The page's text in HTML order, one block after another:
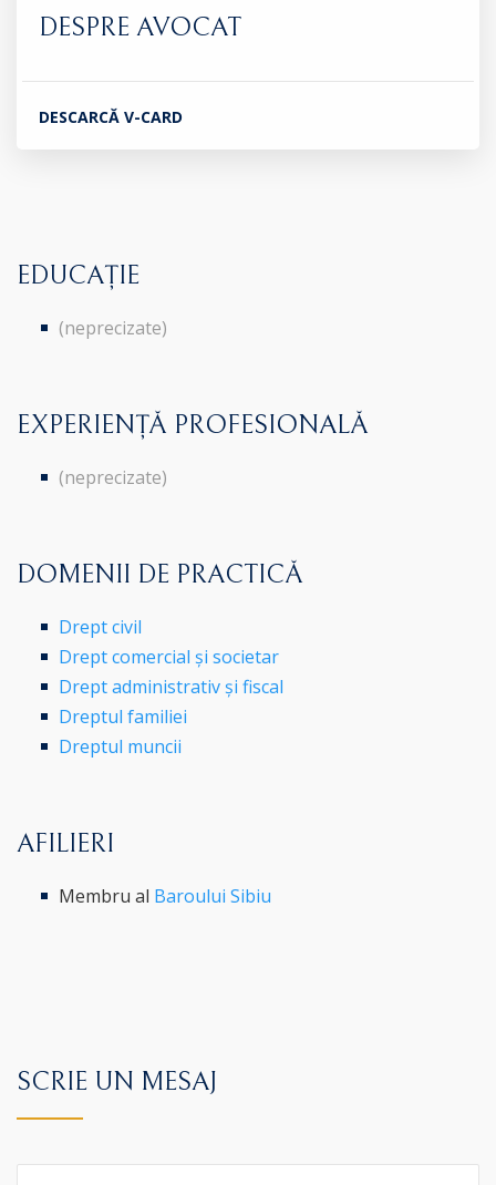
DESPRE AVOCAT
DESCARCĂ V-CARD
EDUCAȚIE
(neprecizate)
EXPERIENȚĂ PROFESIONALĂ
(neprecizate)
DOMENII DE PRACTICĂ
Drept civil
Drept comercial și societar
Drept administrativ și fiscal
Dreptul familiei
Dreptul muncii
AFILIERI
Membru al Baroului Sibiu
SCRIE UN MESAJ